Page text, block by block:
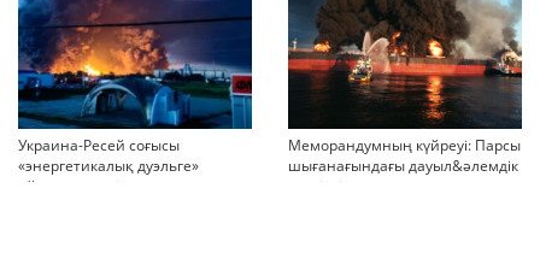
Украина-Ресей соғысы
«энергетикалық дуэльге»
айналып кетті
Меморандумның күйреуі: Парсы
шығанағындағы дауыл&әлемдік
тәртіптің сын сағаты соғып тұр